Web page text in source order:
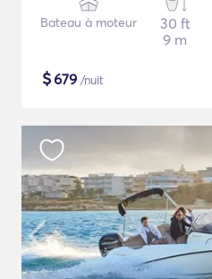
Bateau à moteur
30 ft
9 m
$679 /nuit